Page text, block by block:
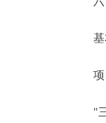
基本
项目
"三